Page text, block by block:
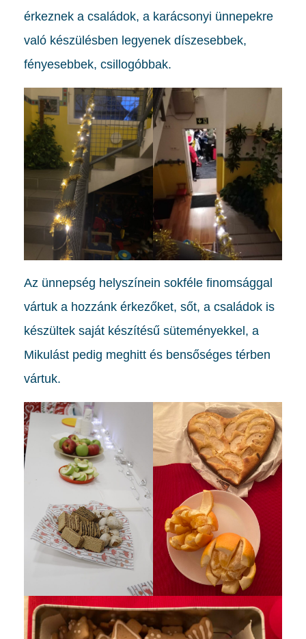
érkeznek a családok, a karácsonyi ünnepekre
való készülésben legyenek díszesebbek,
fényesebbek, csillogóbbak.
Az ünnepség helyszínein sokféle finomsággal
vártuk a hozzánk érkezőket, sőt, a családok is
készültek saját készítésű süteményekkel, a
Mikulást pedig meghitt és bensőséges térben
vártuk.